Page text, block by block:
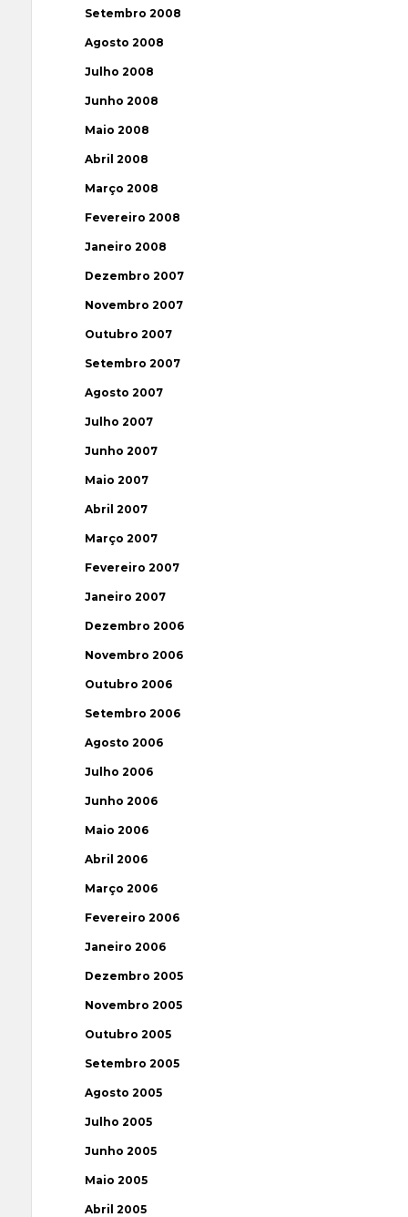
Setembro 2008
Agosto 2008
Julho 2008
Junho 2008
Maio 2008
Abril 2008
Março 2008
Fevereiro 2008
Janeiro 2008
Dezembro 2007
Novembro 2007
Outubro 2007
Setembro 2007
Agosto 2007
Julho 2007
Junho 2007
Maio 2007
Abril 2007
Março 2007
Fevereiro 2007
Janeiro 2007
Dezembro 2006
Novembro 2006
Outubro 2006
Setembro 2006
Agosto 2006
Julho 2006
Junho 2006
Maio 2006
Abril 2006
Março 2006
Fevereiro 2006
Janeiro 2006
Dezembro 2005
Novembro 2005
Outubro 2005
Setembro 2005
Agosto 2005
Julho 2005
Junho 2005
Maio 2005
Abril 2005